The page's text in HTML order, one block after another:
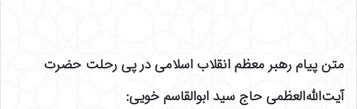
متن پیام رهبر معظم انقلاب اسلامی در پی رحلت حضرت
آیت‌الله‌العظمی حاج سید ابوالقاسم خویی: